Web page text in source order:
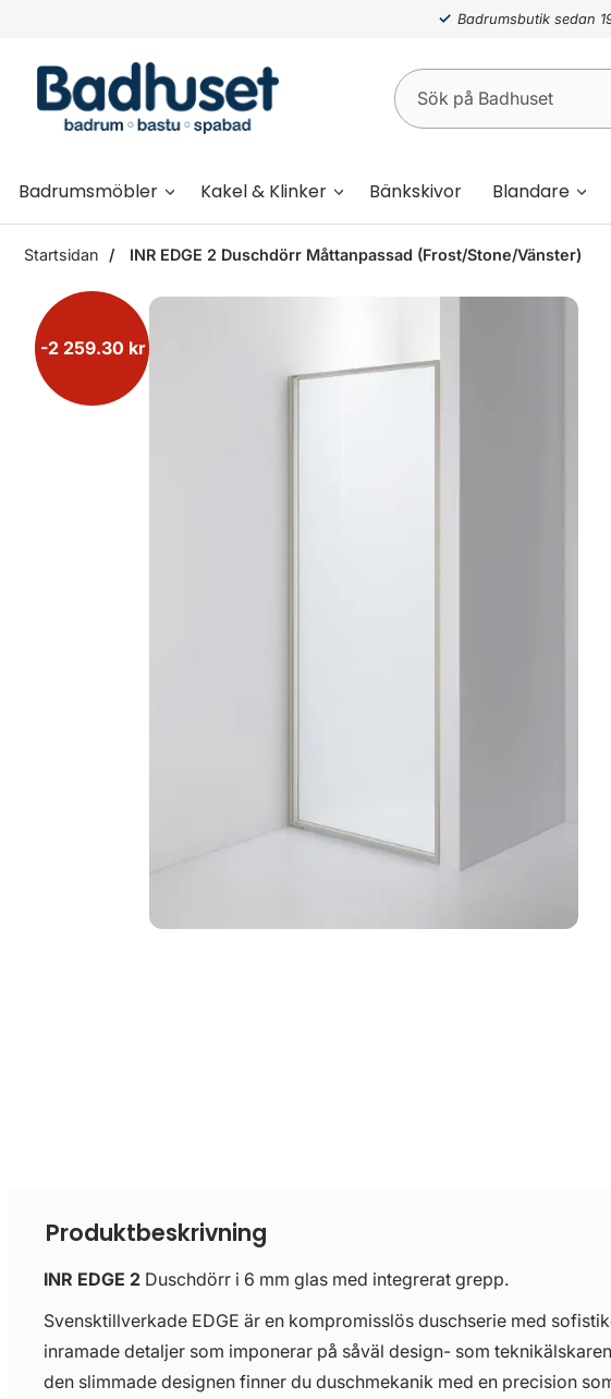
Badrumsbutik sedan
Badrumsmöbler Kakel & Klinker Bänkskivor Blandare
Startsidan INR EDGE 2 Duschdörr Måttanpassad (Frost/Stone/Vänster)
-2 259.30 kr
Produktbeskrivning
INR EDGE 2 Duschdörr i 6 mm glas med integrerat grepp.
Svensktillverkade EDGE är en kompromisslös duschserie med
inramade detaljer som imponerar på såväl design- som
den slimmade designen finner du duschmekanik med en precision